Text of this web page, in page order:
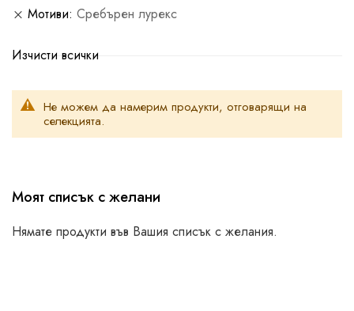
Не можем да намерим продукти, отговарящи на
селекцията.
Мотиви Сребърен лурекс
Изчисти всички
Моят списък с желани
Нямате продукти във Вашия списък с желания.